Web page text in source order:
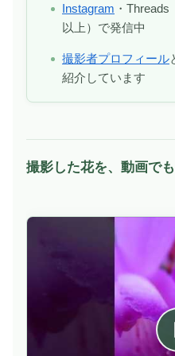
Instagram ・
以上）で発信中
撮影者プロフィール
紹介しています
撮影した花を、動画でも